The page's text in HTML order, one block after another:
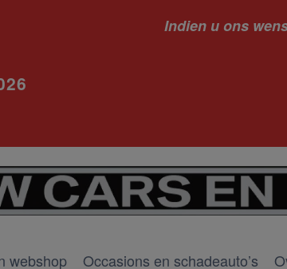
Indien u ons
webshop Occasions en schadeauto’s